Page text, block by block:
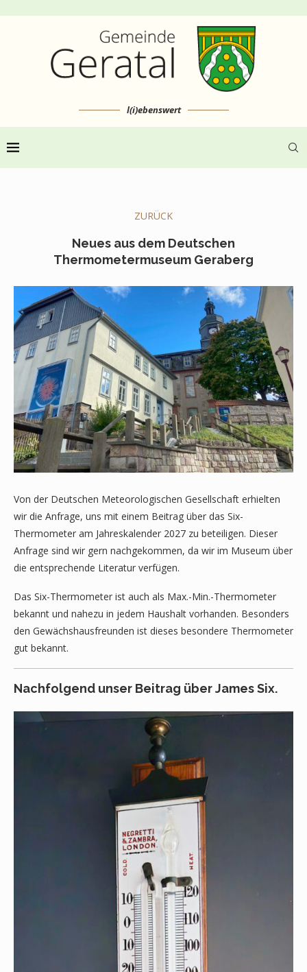
l(i)ebenswert
ZURÜCK
Neues aus dem Deutschen
Thermometermuseum Geraberg
Von der Deutschen Meteorologischen Gesellschaft erhielten
wir die Anfrage, uns mit einem Beitrag über das Six-
Thermometer am Jahreskalender 2027 zu beteiligen. Dieser
Anfrage sind wir gern nachgekommen, da wir im Museum über
die entsprechende Literatur verfügen.
Das Six-Thermometer ist auch als Max.-Min.-Thermometer
bekannt und nahezu in jedem Haushalt vorhanden. Besonders
den Gewächshausfreunden ist dieses besondere Thermometer
gut bekannt.
Nachfolgend unser Beitrag über James Six.